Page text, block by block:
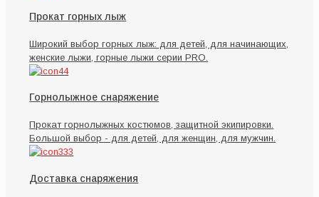
Прокат горных лыж
Широкий выбор горных лыж: для детей, для начинающих,
женские лыжи, горные лыжи серии PRO.
Горнолыжное снаряжение
Прокат горнолыжных костюмов, защитной экипировки.
Большой выбор - для детей, для женщин, для мужчин.
Доставка снаряжения